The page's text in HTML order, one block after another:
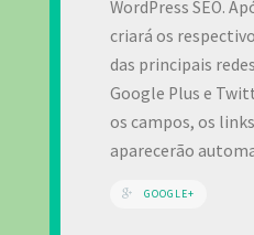
WordPress SEO.
criará os
das principais
Google Plus e
os campos, os
aparecerão
GOOGLE+